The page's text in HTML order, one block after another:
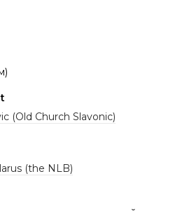
(Old Church Slavonic)
(the NLB)